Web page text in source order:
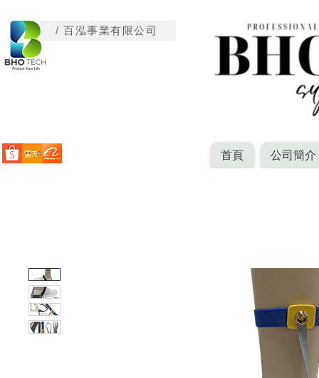
/ 百泓事業有限公司
首頁 公司簡介